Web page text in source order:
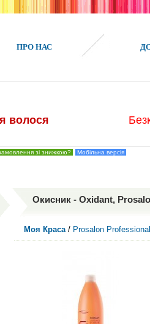
ПРО НАС
волося
зі знижкою? Мобільна версія
Окисник - Oxidant,
Моя Краса/ Prosalon Professional